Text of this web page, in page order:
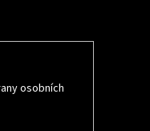
osobních